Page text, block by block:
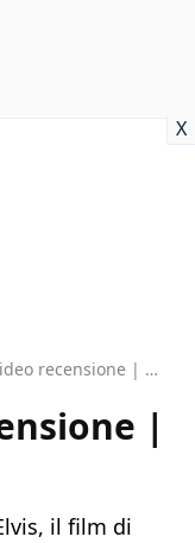
X
Elvis, la video recensione | Cannes 75
|
il film di